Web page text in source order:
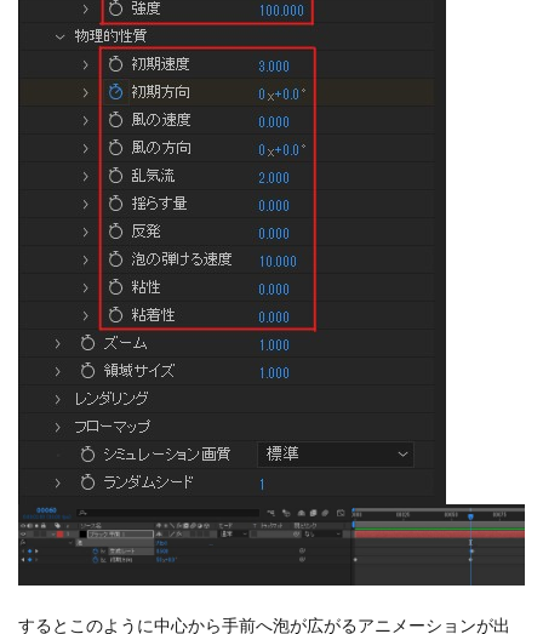
するとこのように中心から手前へ泡が広がるアニメーションが出